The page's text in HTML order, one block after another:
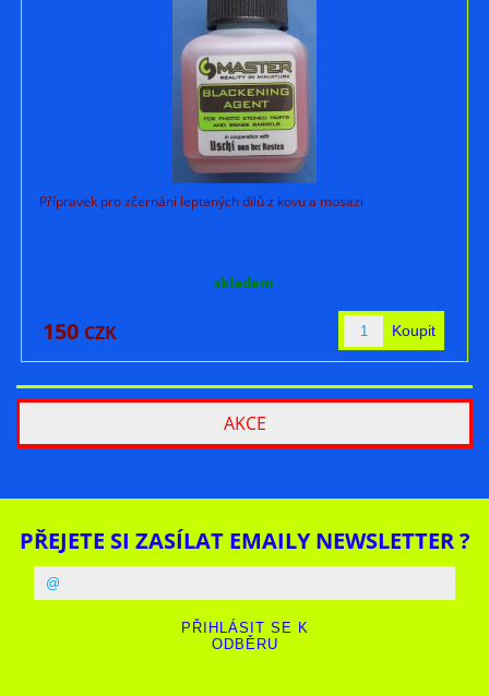
Přípravek pro zčernání leptaných dílů z kovu a mosazi
skladem
150 CZK
AKCE
PŘEJETE SI ZASÍLAT EMAILY NEWSLETTER ?